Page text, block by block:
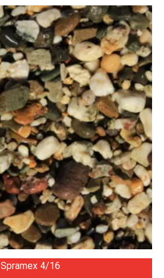
Spramex 4/16